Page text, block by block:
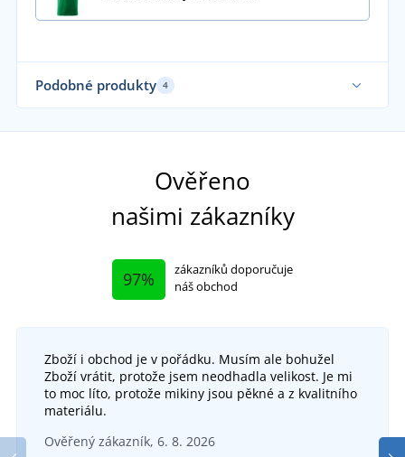
Podobné produkty 4
Dámské tričko City
Ověřeno
našimi zákazníky
97%
zákazníků doporučuje
náš obchod
Zboží i obchod je v pořádku. Musím ale bohužel
Zboží vrátit, protože jsem neodhadla velikost. Je mi
to moc líto, protože mikiny jsou pěkné a z kvalitního
materiálu.
Ověřený zákazník, 6. 8. 2026